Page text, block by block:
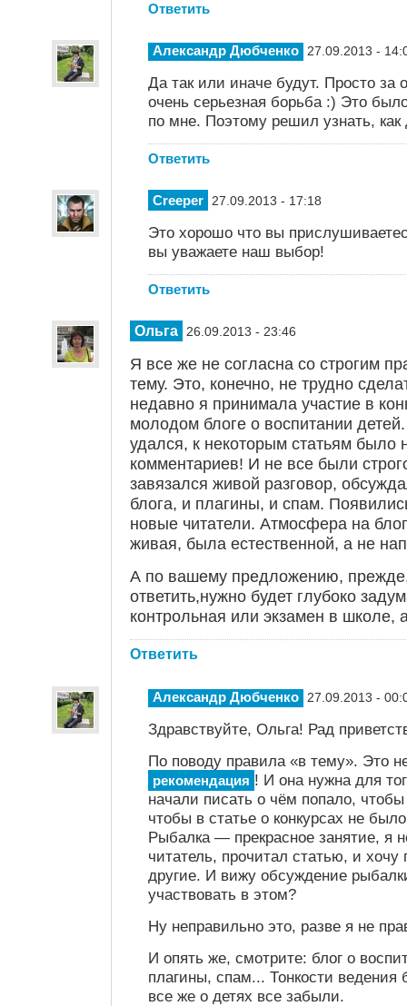
Ответить
Александр Дюбченко 27.09.2013 -
Да так или иначе будут. Просто
очень серьезная борьба :) Это
по мне. Поэтому решил узнать,
Ответить
Creeper 27.09.2013 - 17:18
Это хорошо что вы
вы уважаете наш выбор!
Ответить
Ольга 26.09.2013 - 23:46
Я все же не согласна со строгим
тему. Это, конечно, не трудно
недавно я принимала участие в
молодом блоге о воспитании
удался, к некоторым статьям было
комментариев! И не все были
завязался живой разговор,
блога, и плагины, и спам.
новые читатели. Атмосфера на
живая, была естественной, а не
А по вашему предложению,
ответить,нужно будет глубоко
контрольная или экзамен в школе,
Ответить
Александр Дюбченко 27.09.2013 -
Здравствуйте, Ольга! Рад
По поводу правила «в тему». Это
рекомендация ! И она нужна для
начали писать о чём попало,
чтобы в статье о конкурсах не
Рыбалка — прекрасное занятие, я
читатель, прочитал статью, и
другие. И вижу обсуждение
участвовать в этом?
Ну неправильно это, разве я не
И опять же, смотрите: блог о
плагины, спам... Тонкости
все же о детях все забыли.